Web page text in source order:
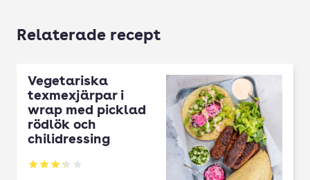
Relaterade recept
Vegetariska
texmexjärpar i
wrap med picklad
rödlök och
chilidressing
Betyg: 3.24 av 5